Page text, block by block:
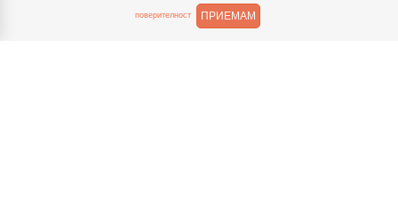
Гарантирано
поверителност ПРИЕМАМ